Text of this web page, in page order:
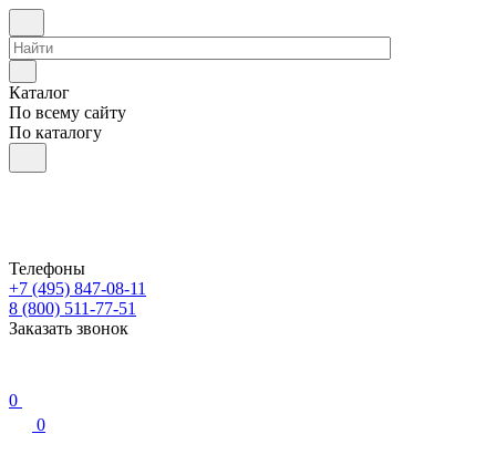
Каталог
По всему сайту
По каталогу
Телефоны
+7 (495) 847-08-11
8 (800) 511-77-51
Заказать звонок
0
0